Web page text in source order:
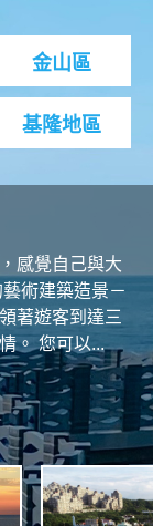
金山區
基隆地區
感覺自己與大
術建築造景－
著遊客到達三
。 您可以...